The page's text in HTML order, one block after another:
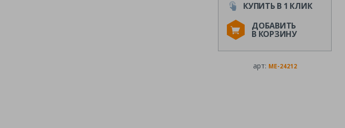
КУПИТЬ В 1 КЛИК
ДОБАВИТЬ
В КОРЗИНУ
арт: ME-24212